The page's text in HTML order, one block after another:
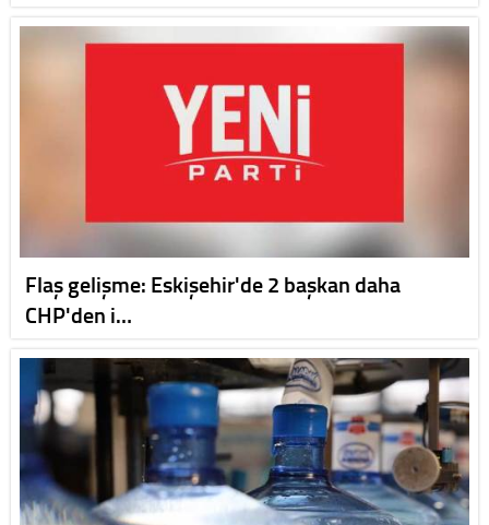
Flaş gelişme: Eskişehir'de 2 başkan daha
CHP'den i…